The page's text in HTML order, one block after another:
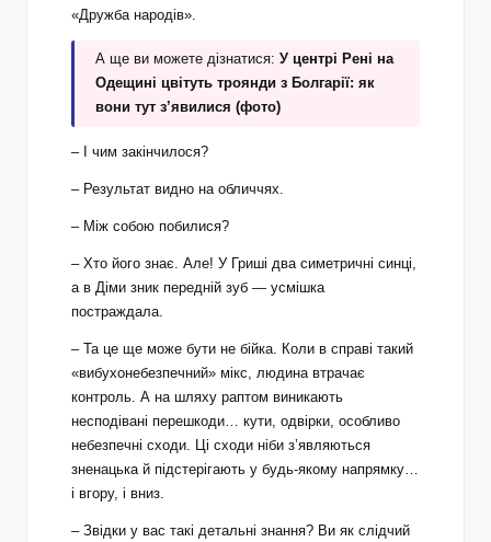
«Дружба народів».
А ще ви можете дізнатися:У центрі Рені на
Одещині цвітуть троянди з Болгарії: як
вони тут з’явилися (фото)
– І чим закінчилося?
– Результат видно на обличчях.
– Між собою побилися?
– Хто його знає. Але! У Гриші два симетричні синці,
а в Діми зник передній зуб — усмішка
постраждала.
– Та це ще може бути не бійка. Коли в справі такий
«вибухонебезпечний» мікс, людина втрачає
контроль. А на шляху раптом виникають
несподівані перешкоди… кути, одвірки, особливо
небезпечні сходи. Ці сходи ніби з’являються
зненацька й підстерігають у будь-якому напрямку…
і вгору, і вниз.
– Звідки у вас такі детальні знання? Ви як слідчий